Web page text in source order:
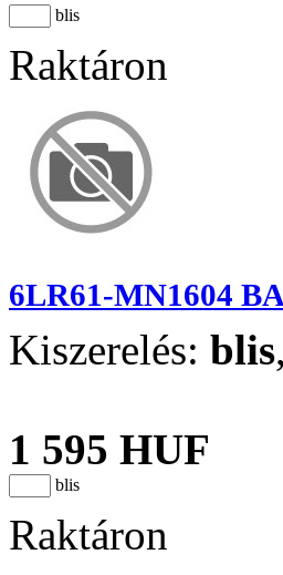
blis
Raktáron
6LR61-MN1604
Kiszerelés: blis,
1 595 HUF
blis
Raktáron